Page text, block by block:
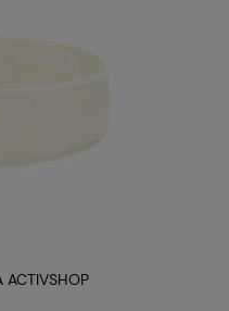
ACTIVSHOP